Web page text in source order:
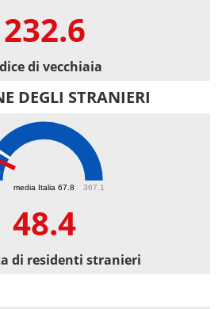
232.6
di vecchiaia
DEGLI STRANIERI
media Italia 67.8 367.1
48.4
di residenti stranieri